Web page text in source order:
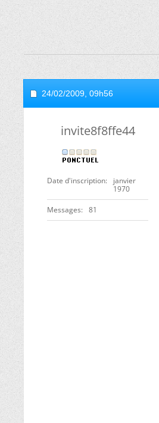
24/02/2009, 09h56
invite8f8ffe44
Date d'inscription
janvier
1970
Messages 81